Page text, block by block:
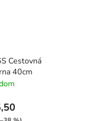
Cestovná
40cm